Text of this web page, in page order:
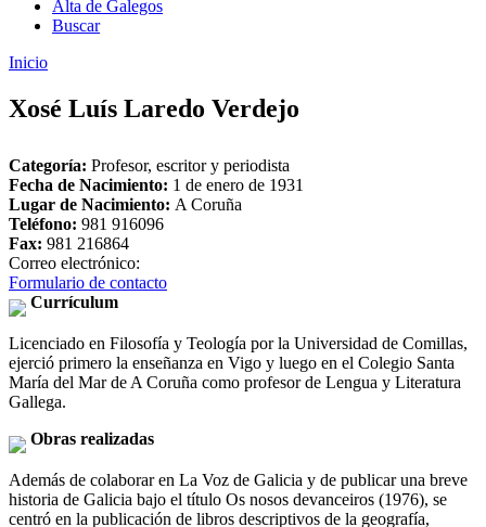
Alta de Galegos
Buscar
Inicio
Xosé Luís Laredo Verdejo
Categoría: Profesor, escritor y periodista
Fecha de Nacimiento: 1 de enero de 1931
Lugar de Nacimiento: A Coruña
Teléfono: 981 916096
Fax: 981 216864
Correo electrónico:
Formulario de contacto
Currículum
Licenciado en Filosofía y Teología por la Universidad de Comillas,
ejerció primero la enseñanza en Vigo y luego en el Colegio Santa
María del Mar de A Coruña como profesor de Lengua y Literatura
Gallega.
Obras realizadas
Además de colaborar en La Voz de Galicia y de publicar una breve
historia de Galicia bajo el título Os nosos devanceiros (1976), se
centró en la publicación de libros descriptivos de la geografía,